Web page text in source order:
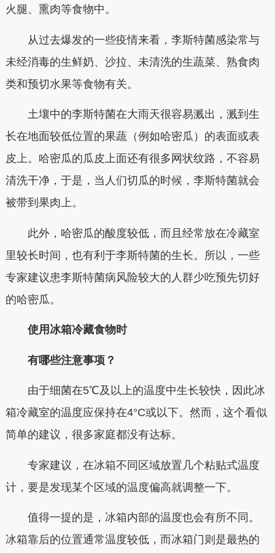
火腿、熏肉等食物中。
从过去爆发的一些疫情来看，李斯特菌感染常与
未经消毒的生鲜奶、沙拉、未清洗的生蔬菜、熟食肉
类和预切水果等食物有关。
土壤中的李斯特菌在大雨天很容易溅出，溅到生
长在地面较低位置的果蔬（例如哈密瓜）的表面或表
皮上。哈密瓜的瓜皮上面还有很多网状纹路，不容易
清洗干净，于是，当人们切瓜的时候，李斯特菌就会
被带到果肉上。
此外，哈密瓜的酸度较低，而且经常放在冷藏室
里较长时间，也有利于李斯特菌的生长。所以，一些
专家建议患李斯特菌病风险较大的人群少吃预先切好
的哈密瓜。
使用冰箱冷藏食物时
有哪些注意事项？
由于细菌在5℃及以上的温度中生长较快，因此冰
箱冷藏室的温度应保持在4°C或以下。然而，这个看似
简单的建议，很多家庭都没有达标。
专家建议，在冰箱不同区域放置几个粘贴式温度
计，要是发现某个区域的温度偏高就调整一下。
值得一提的是，冰箱内部的温度也会有所不同。
冰箱靠后的位置通常温度较低，而冰箱门则是最热的